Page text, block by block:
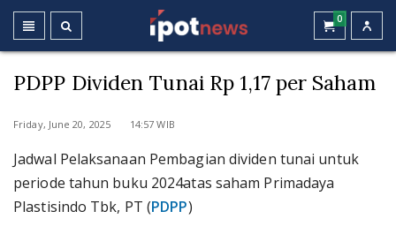
0
PDPP Dividen Tunai Rp 1,17 per Saham
Friday, June 20, 2025 14:57 WIB
Jadwal Pelaksanaan Pembagian dividen tunai untuk
periode tahun buku 2024atas saham Primadaya
Plastisindo Tbk, PT (PDPP)